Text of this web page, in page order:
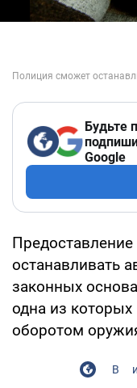
Будьте
Google
останавливать
законных
одна из
оборотом